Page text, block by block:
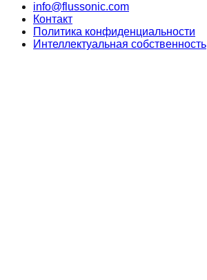
info@flussonic.com
Контакт
Политика конфиденциальности
Интеллектуальная собственность